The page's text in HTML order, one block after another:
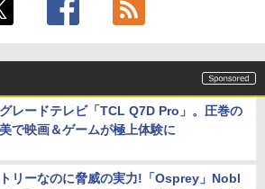
レードテレビ「TCL Q7D Pro」。圧巻の
で映画＆ゲームが極上体験に
リーなのに脅威の実力!「Osprey」Nobl